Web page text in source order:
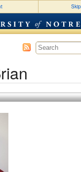
Profiles